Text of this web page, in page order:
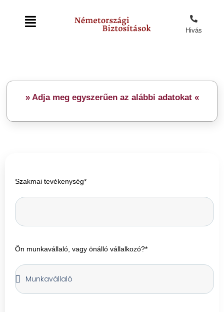
Hivás
» Adja meg egyszerűen az alábbi adatokat «
Szakmai tevékenység*
Ön munkavállaló, vagy önálló vállalkozó?*